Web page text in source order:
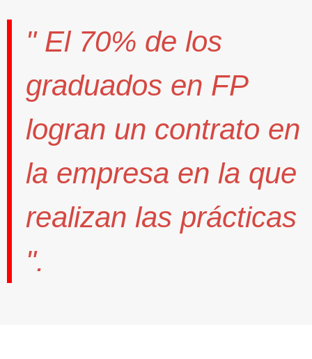
" El 70% de los
graduados en FP
logran un contrato en
la empresa en la que
realizan las prácticas
".